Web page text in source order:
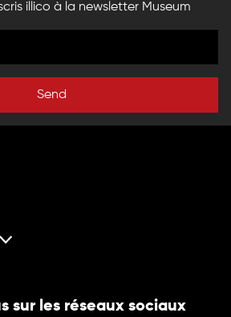
illico à la newsletter Museum
Send
sur les réseaux sociaux